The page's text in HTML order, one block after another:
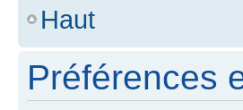
Haut
Préférences